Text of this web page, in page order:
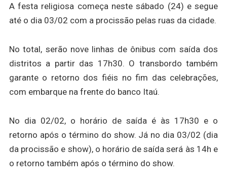
A festa religiosa começa neste sábado (24) e segue
até o dia 03/02 com a procissão pelas ruas da cidade.
No total, serão nove linhas de ônibus com saída dos
distritos a partir das 17h30. O transbordo também
garante o retorno dos fiéis no fim das celebrações,
com embarque na frente do banco Itaú.
No dia 02/02, o horário de saída é às 17h30 e o
retorno após o término do show. Já no dia 03/02 (dia
da procissão e show), o horário de saída será às 14h e
o retorno também após o término do show.